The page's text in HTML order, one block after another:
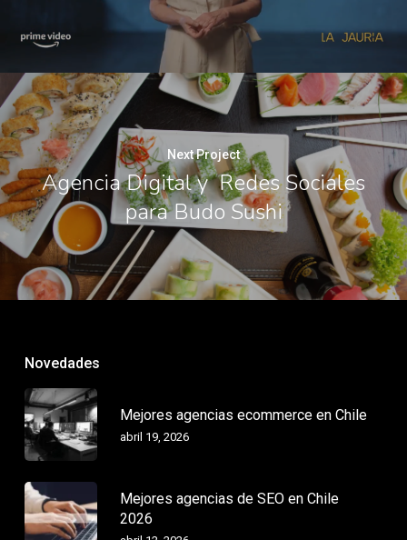
Next Project
Agencia Digital y Redes Sociales
para Budo Sushi
Novedades
Mejores agencias ecommerce en Chile
abril 19, 2026
Mejores agencias de SEO en Chile
2026